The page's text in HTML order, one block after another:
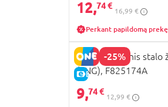
12,74 €
16,99 €
Perkant papildomą
-25%
E-KAINA
CLUE kelioninis stalo
(ENG), F825174A
9,74 €
12,99 €